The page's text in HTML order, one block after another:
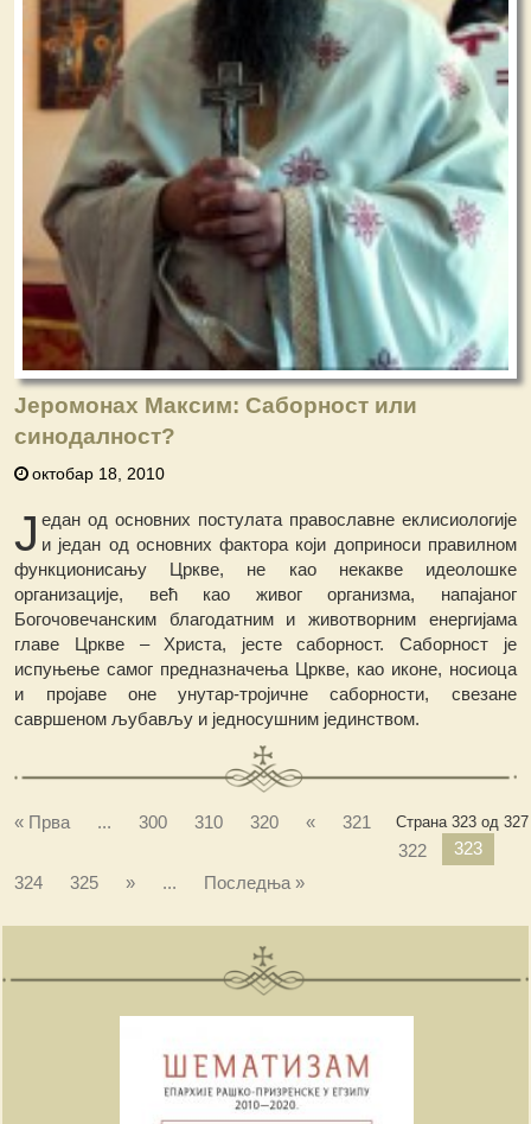
Јеромонах Максим: Саборност или
синодалност?
октобар 18, 2010
Ј едан од основних постулата православне еклисиологије
и један од основних фактора који доприноси правилном
функционисању Цркве, не као некакве идеолошке
организације, већ као живог организма, напајаног
Богочовечанским благодатним и животворним енергијама
главе Цркве – Христа, јесте саборност. Саборност је
испуњење самог предназначења Цркве, као иконе, носиоца
и пројаве оне унутар-тројичне саборности, свезане
савршеном љубављу и једносушним јединством.
Страна 323 од 327
« Прва ... 300 310 320 «
321
322
323
324
325 » ... Последња »